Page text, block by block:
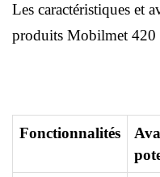
Les caractéristiques et
produits Mobilmet 420
Fonctionnalités